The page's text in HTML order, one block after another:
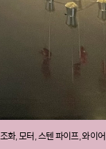
화, 모터, 스텐 파이프, 와이어